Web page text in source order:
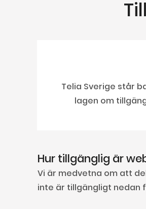
Telia Sverige står
lagen om
Hur tillgänglig är
Vi är medvetna om att
inte är tillgängligt nedan